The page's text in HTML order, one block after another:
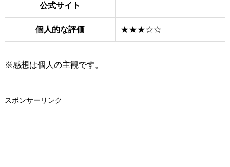
公式サイト
個人的な評価 ★★★☆☆
※感想は個人の主観です。
スポンサーリンク